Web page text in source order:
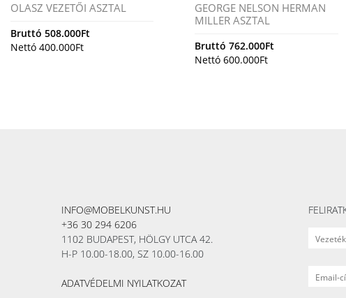
OLASZ VEZETŐI ASZTAL
Bruttó 508.000Ft
Nettó 400.000Ft
GEORGE NELSON HERMAN
MILLER ASZTAL
Bruttó762.000Ft
Nettó600.000Ft
INFO@MOBELKUNST.HU
+36 30 294 6206
1102 BUDAPEST, HÖLGY UTCA 42.
H-P 10.00-18.00, SZ 10.00-16.00
ADATVÉDELMI NYILATKOZAT